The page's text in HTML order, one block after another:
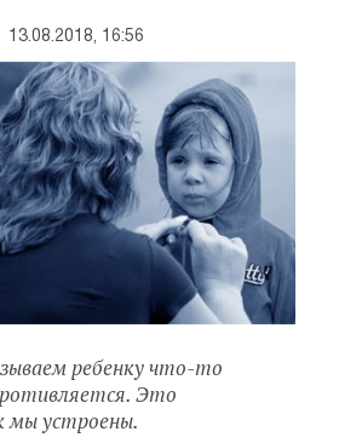
13.08.2018, 16:56
ребенку что-то
Это
мы устроены.